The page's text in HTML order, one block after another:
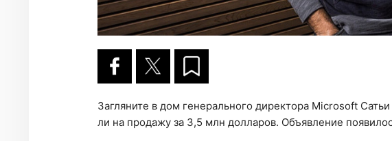
За­гля­ни­те в дом ге­не­раль­но­го ди­рек­то­ра Microsoft
ли на про­да­жу за 3,5 млн дол­ла­ров. Объ­яв­ле­ние